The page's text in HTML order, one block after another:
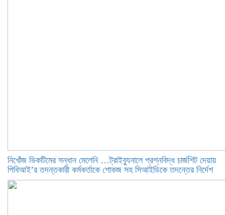
নিখোঁজ ভিকটিমের সন্ধান মেলেনি …ট্রাইব্যুনালে প্রশ্নবিদ্ধ চার্জশিট দেয়ায়
পিবিআই’র তদন্তকারী কর্মকর্তাকে শোকজ সহ সিআইডিকে তদন্তের নির্দেশ